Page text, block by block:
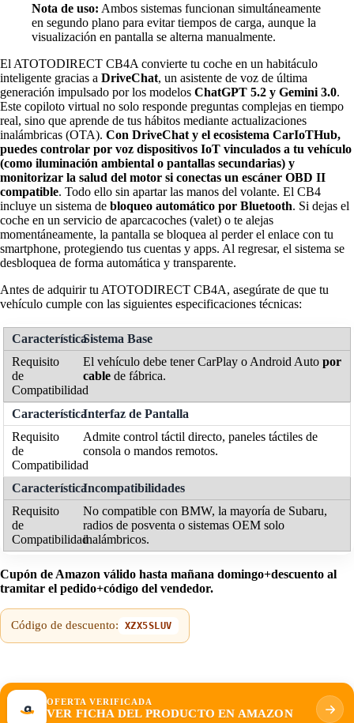
Nota de uso: Ambos sistemas funcionan simultáneamente
en segundo plano para evitar tiempos de carga, aunque la
visualización en pantalla se alterna manualmente.
El ATOTODIRECT CB4A convierte tu coche en un habitáculo
inteligente gracias a DriveChat, un asistente de voz de última
generación impulsado por los modelos ChatGPT 5.2 y Gemini 3.0.
Este copiloto virtual no solo responde preguntas complejas en tiempo
real, sino que aprende de tus hábitos mediante actualizaciones
inalámbricas (OTA). Con DriveChat y el ecosistema CarIoTHub,
puedes controlar por voz dispositivos IoT vinculados a tu vehículo
(como iluminación ambiental o pantallas secundarias) y
monitorizar la salud del motor si conectas un escáner OBD II
compatible. Todo ello sin apartar las manos del volante. El CB4
incluye un sistema de bloqueo automático por Bluetooth. Si dejas el
coche en un servicio de aparcacoches (valet) o te alejas
momentáneamente, la pantalla se bloquea al perder el enlace con tu
smartphone, protegiendo tus cuentas y apps. Al regresar, el sistema se
desbloquea de forma automática y transparente.
Antes de adquirir tu ATOTODIRECT CB4A, asegúrate de que tu
vehículo cumple con las siguientes especificaciones técnicas:
Sistema Base
El vehículo debe tener CarPlay o Android Auto por
cablede fábrica.
Interfaz de Pantalla
Admite control táctil directo, paneles táctiles de
consola o mandos remotos.
Incompatibilidades
No compatible con BMW, la mayoría de Subaru,
radios de posventa o sistemas OEM solo
inalámbricos.
Cupón de Amazon válido hasta mañana domingo+descuento al
tramitar el pedido+código del vendedor.
Código de descuento: XZX5SLUV
OFERTA VERIFICADA
VER FICHA DEL PRODUCTO EN AMAZON